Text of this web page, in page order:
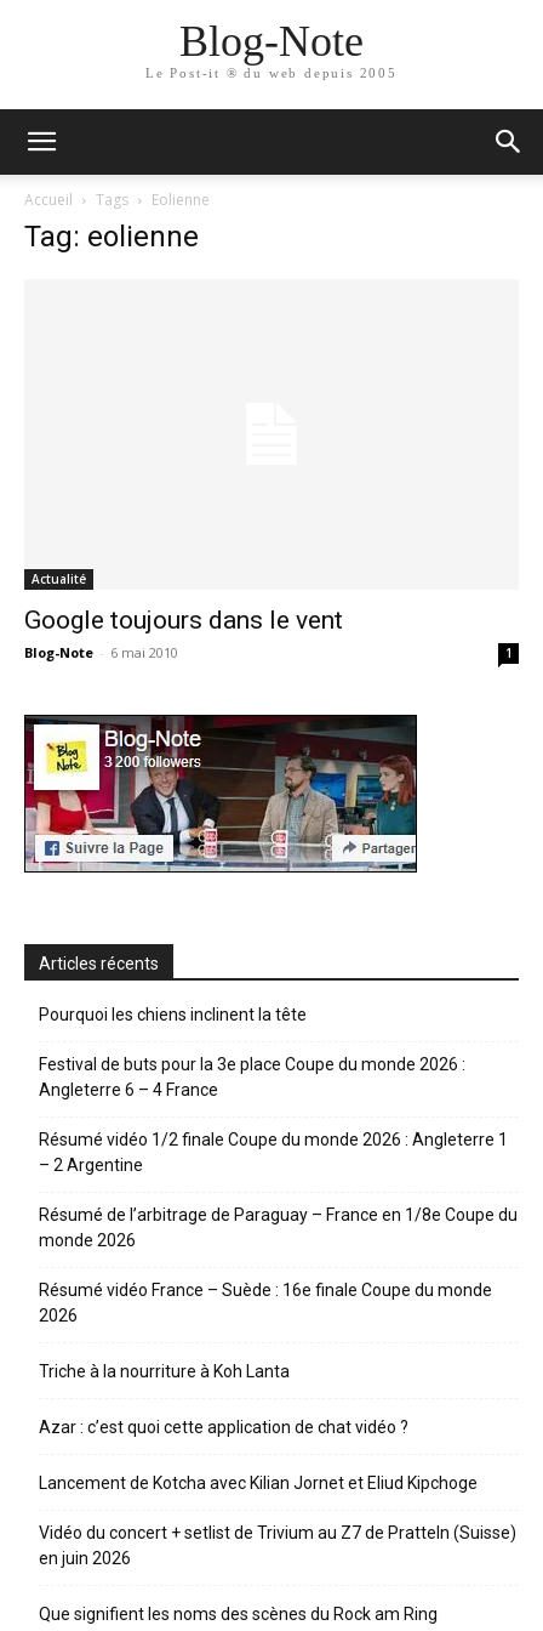
Blog-Note
Le Post-it ® du web depuis 2005
Accueil Tags Eolienne
Tag: eolienne
Actualité
Google toujours dans le vent
Blog-Note - 6 mai 2010 1
Articles récents
Pourquoi les chiens inclinent la tête
Festival de buts pour la 3e place Coupe du monde 2026 :
Angleterre 6 – 4 France
Résumé vidéo 1/2 finale Coupe du monde 2026 : Angleterre 1
– 2 Argentine
Résumé de l’arbitrage de Paraguay – France en 1/8e Coupe du
monde 2026
Résumé vidéo France – Suède : 16e finale Coupe du monde
2026
Triche à la nourriture à Koh Lanta
Azar : c’est quoi cette application de chat vidéo ?
Lancement de Kotcha avec Kilian Jornet et Eliud Kipchoge
Vidéo du concert + setlist de Trivium au Z7 de Pratteln (Suisse)
en juin 2026
Que signifient les noms des scènes du Rock am Ring